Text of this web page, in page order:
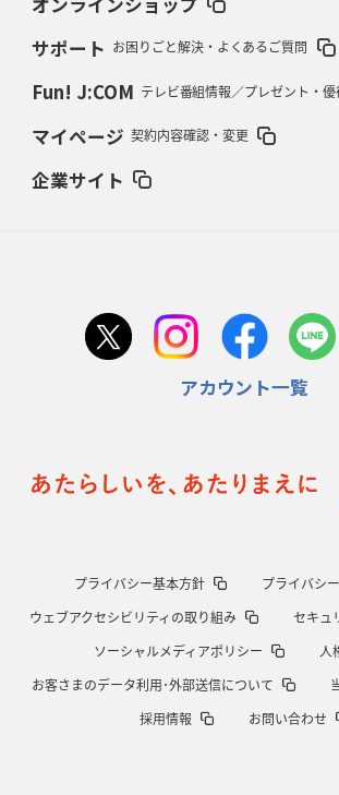
2026年2月12日(木)更新
2026年2月5日(木)更新
占い方
首位スピアーズ、充実の攻撃力 「湧き出る」パス
2026年1月8日(木)更新
ルディケ「
2025年12月25日(木)更新
2025年12月18日(木)更新
サポート お困りごと解決・よくあるご質問
Fun! J:COM テレビ番組情報／プレゼント・
マイページ 契約内容確認・変更
企業サイト
アカウント一覧
プライバシー基本方針
プライバシ
ウェブアクセシビリティの取り組み
セキュ
ソーシャルメディアポリシー
人
お客さまのデータ利用･外部送信について
採用情報
お問い合わせ